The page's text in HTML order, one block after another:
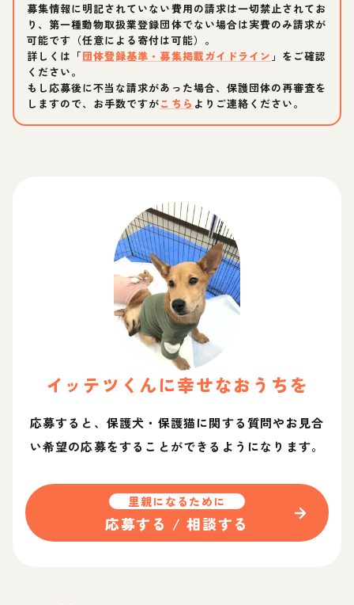
募集情報に明記されていない費用の請求は一切禁止されてお
り、第一種動物取扱業登録団体でない場合は実費のみ請求が
可能です（任意による寄付は可能）。
詳しくは「団体登録基準・募集掲載ガイドライン 」をご確認
ください。
もし応募後に不当な請求があった場合、保護団体の再審査を
しますので、お手数ですがこちら よりご連絡ください。
イッテツ くんに幸せなおうちを
応募すると、保護犬・保護猫に関する質問やお見合
い希望の応募をすることができるようになります。
里親になるために
応募する / 相談する